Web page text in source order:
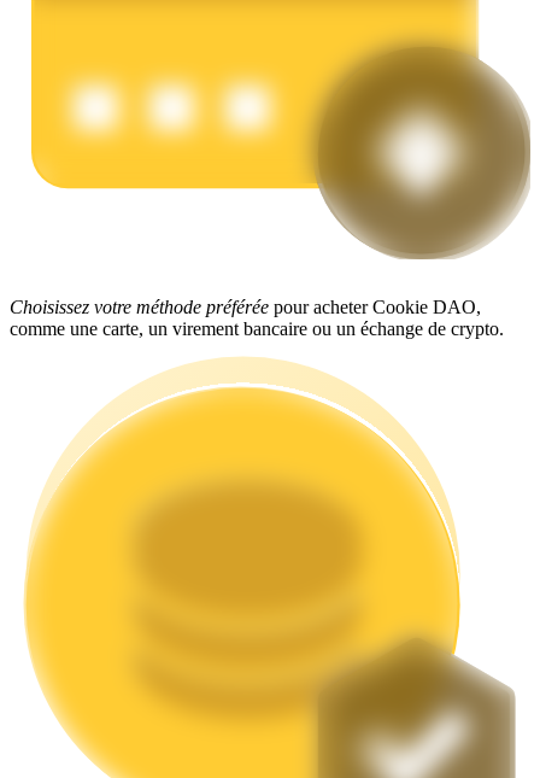
Cochon de puissance
Gagnez quotidiennement des récompenses compétitives
Des rendements élevés et un accès instantané
Choisissez votre méthode préférée pour acheter Cookie DAO,
comme une carte, un virement bancaire ou un échange de crypto.